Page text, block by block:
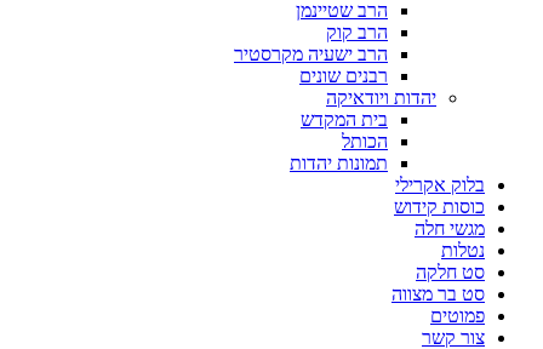
הרב שטיינמן
הרב קוק
הרב ישעיה מקרסטיר
רבנים שונים
יהדות ויודאיקה
בית המקדש
הכותל
תמונות יהדות
בלוק אקרילי
כוסות קידוש
מגשי חלה
נטלות
סט חלקה
סט בר מצווה
פמוטים
צור קשר